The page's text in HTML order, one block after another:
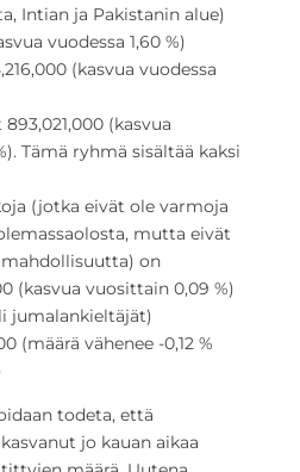
Intian ja Pakistanin alue)
vuodessa 1,60 %)
(kasvua vuodessa
(kasvua
Tämä ryhmä sisältää kaksi
(jotka eivät ole varmoja
mutta eivät
on
(kasvua vuosittain 0,09 %)
jumalankieltäjät)
(määrä vähenee -0,12 %
todeta, että
jo kauan aikaa